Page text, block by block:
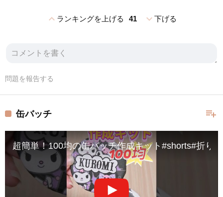
expand_lessランキングを上げる 41 expand_more下げる
問題を報告する
playlist_add
缶バッチ
超簡単！100均の缶バッチ作成キット#shorts#折り